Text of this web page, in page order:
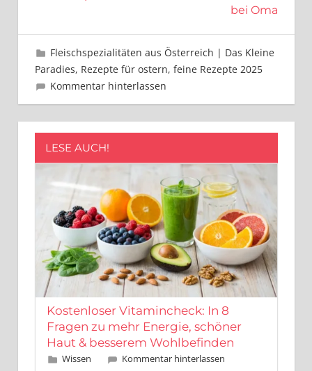
bei Oma
April 14, 2025
Leo Kobes
Fleischspezialitäten aus Österreich | Das Kleine
Paradies, Rezepte für ostern, feine Rezepte 2025
Kommentar hinterlassen
LESE AUCH!
Kostenloser Vitamincheck: In 8
Fragen zu mehr Energie, schöner
Haut & besserem Wohlbefinden
Dezember 16, 2025
Leo Kobes
Wissen Kommentar hinterlassen